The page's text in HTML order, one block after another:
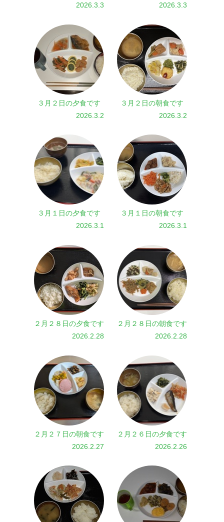
2026.3.3
2026.3.3
３月２日の夕食です
2026.3.2
３月２日の朝食です
2026.3.2
３月１日の夕食です
2026.3.1
３月１日の朝食です
2026.3.1
２月２８日の夕食です
2026.2.28
２月２８日の朝食です
2026.2.28
２月２７日の朝食です
2026.2.27
２月２６日の夕食です
2026.2.26